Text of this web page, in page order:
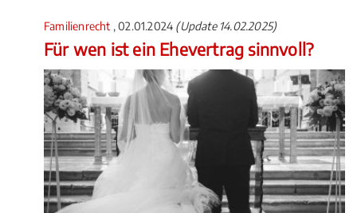
Familienrecht , 02.01.2024 (Update 14.02.2025)
Für wen ist ein Ehevertrag sinnvoll?